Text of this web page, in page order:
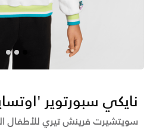
نايكي سبورتوير
سويتشيرت فرينش تيري للأطفال